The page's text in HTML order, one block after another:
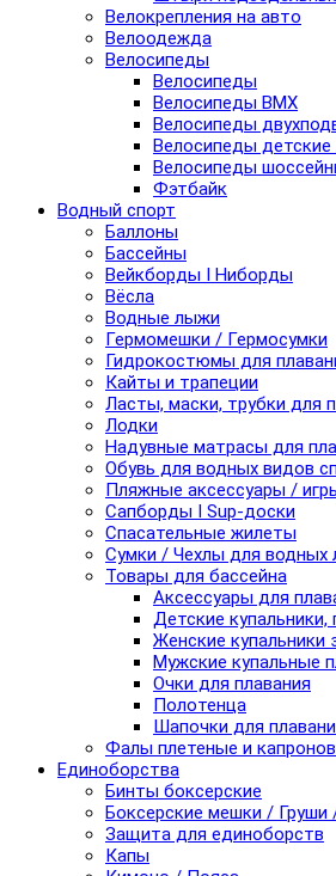
Велокрепления на авто
Велоодежда
Велосипеды
Велосипеды
Велосипеды BMX
Велосипеды
Велосипеды
Велосипеды
Фэтбайк
Водный спорт
Баллоны
Бассейны
Вейкборды I Ниборды
Вёсла
Водные лыжи
Гермомешки / Гермосумки
Гидрокостюмы для
Кайты и трапеции
Ласты, маски, трубки для
Лодки
Надувные матрасы для
Обувь для водных видов
Пляжные аксессуары /
Сапборды I Sup-доски
Спасательные жилеты
Сумки / Чехлы для водных
Товары для бассейна
Аксессуары для
Детские купальники,
Женские купальники
Мужские купальные
Очки для плавания
Полотенца
Шапочки для
Фалы плетеные и
Единоборства
Бинты боксерские
Боксерские мешки /
Защита для единоборств
Капы